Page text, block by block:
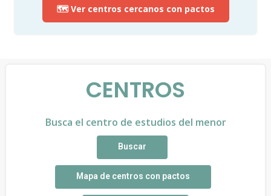
🗺️ Ver centros cercanos con pactos
CENTROS
Busca el centro de estudios del menor
Buscar
Mapa de centros con pactos